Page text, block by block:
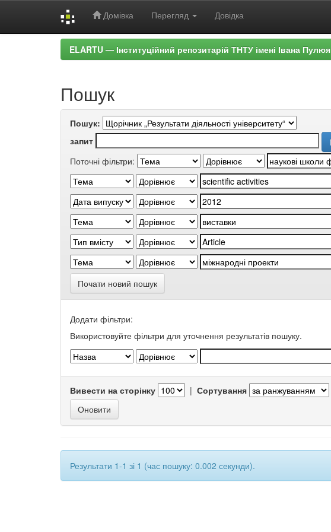
Домівка Перегляд Довідка
ELARTU — Інституційний репозитарій ТНТУ імені Івана Пулюя
Пошук
Пошук:
запит
Поточні фільтри:
Почати новий пошук
Додати фільтри:
Використовуйте фільтри для уточнення результатів пошуку.
Вивести на сторінку | Сортування
Результати 1-1 зі 1 (час пошуку: 0.002 секунди).